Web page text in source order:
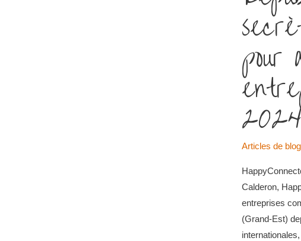
pour
Articles de blog
Calderon,
entreprises
(Grand-Est)